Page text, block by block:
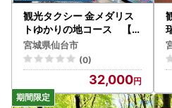
観光タクシー 金メダリス
トゆかりの地コース 【チ
ケット 券 人気 おすすめ 】
宮城県仙台市
(0)
32,000